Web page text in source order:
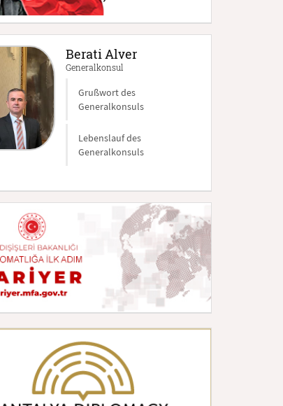
Berati Alver
Generalkonsul
Grußwort des
Generalkonsuls
Lebenslauf des
Generalkonsuls